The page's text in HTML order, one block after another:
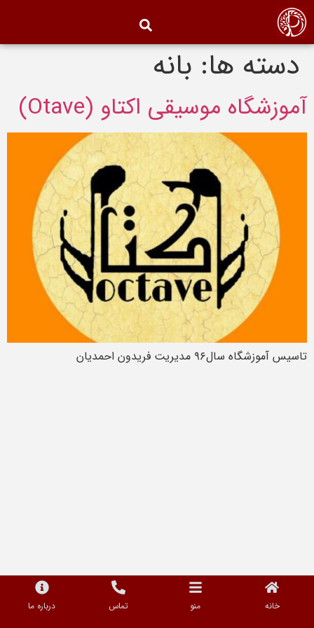
دسته ها: بانه
آموزشگاه موسیقی اکتاو (Otave)
تاسیس آموزشگاه سال۹۶ مدیریت فریدون احمدیان
خانه منو تماس درباره ما